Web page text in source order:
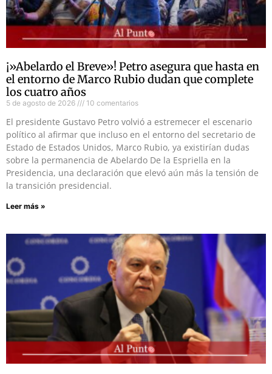
¡»Abelardo el Breve»! Petro asegura que hasta en
el entorno de Marco Rubio dudan que complete
los cuatro años
5 de agosto de 2026 10 comentarios
El presidente Gustavo Petro volvió a estremecer el escenario
político al afirmar que incluso en el entorno del secretario de
Estado de Estados Unidos, Marco Rubio, ya existirían dudas
sobre la permanencia de Abelardo De la Espriella en la
Presidencia, una declaración que elevó aún más la tensión de
la transición presidencial.
Leer más »